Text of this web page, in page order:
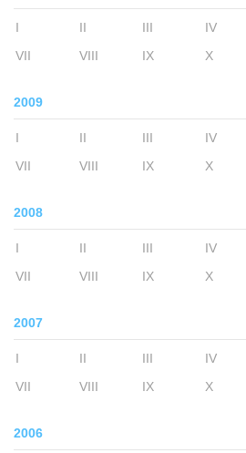
I II III IV
VII
VIII IX X
2009
I II III IV
VII
VIII IX X
2008
I II III IV
VII
VIII IX X
2007
I II III IV
VII
VIII IX X
2006